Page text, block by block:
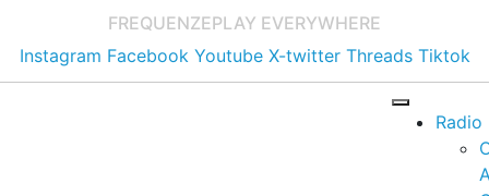
FREQUENZEPLAY EVERYWHERE
Instagram Facebook Youtube X-twitter Threads Tiktok
Radio